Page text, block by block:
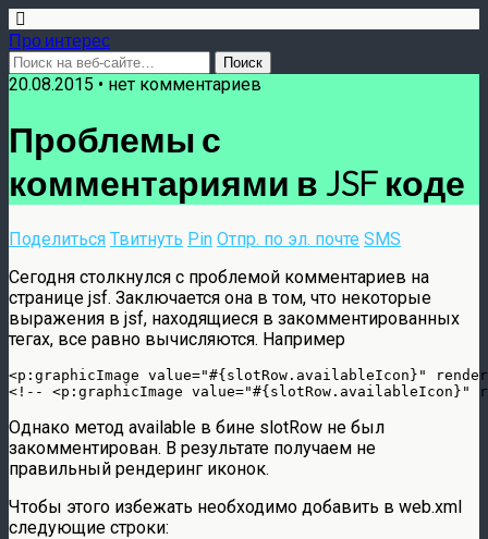
Про интерес
20.08.2015 • нет комментариев
Проблемы с
комментариями в JSF коде
Поделиться Твитнуть Pin Отпр. по эл. почте SMS
Сегодня столкнулся с проблемой комментариев на
странице jsf. Заключается она в том, что некоторые
выражения в jsf, находящиеся в закомментированных
тегах, все равно вычисляются. Например
<p:graphicImage value="#{slotRow.availableIcon}"
Однако метод available в бине slotRow не был
закомментирован. В результате получаем не
правильный рендеринг иконок.
Чтобы этого избежать необходимо добавить в web.xml
следующие строки: